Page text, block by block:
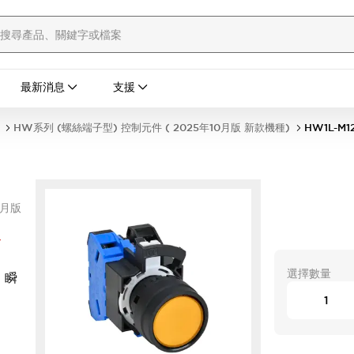
最新消息 支援
HW系列 (螺絲端子型) 控制元件 ( 2025年10月版 新款機種) HW1L-
版
選擇數量